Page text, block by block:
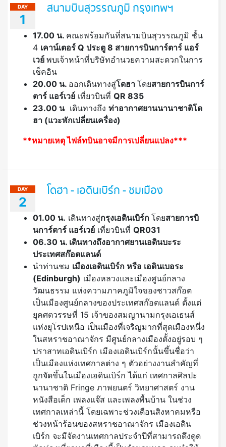
DAY
1
สนามบินสุวรรณภูมิ กรุงเทพฯ
17.00 น. คณะพร้อมกันที่สนามบินสุวรรณภูมิ ชั้น
4 เคาน์เตอร์ Q ประตู 8 สายการบินการ์ตาร์ แอร์
เวย์ พบเจ้าหน้าที่บริษัทอำนวยความสะดวกในการ
เช็คอิน
20.00 น. ออกเดินทางสู่โดฮา โดยสายการบินการ์
ตาร์ แอร์เวย์ เที่ยวบินที่ QR 835
23.00 นเดินทางถึง ท่าอากาศยานนานาชาติโด
ฮา (แวะพักเปลี่ยนเครื่อง)
**หมายเหตุ ไฟล์ทบินอาจมีการเปลี่ยนแปลง***
DAY
2
โดฮา - เอดินเบิร์ก - ชมเมือง
01.00 น. เดินทางสู่กรุงเอดินเบิร์ก โดยสายการบิ
นการ์ตาร์ แอร์เวย์ เที่ยวบินที่ QR031
06.30 น. เดินทางถึงอากาศยานเอดินบะระ
ประเทศสก๊อตแลนด์
นำท่านชม เมืองเอดินเบิร์ก หรือ เอดินเบอระ
(Edinburgh) เมืองหลวงและเมืองศูนย์กลาง
วัฒนธรรม แห่งความภาคภูมิใจของชาวสก๊อต
เป็นเมืองศูนย์กลางของประเทศสก๊อตแลนด์ ตั้งแต่
ยุคศตวรรษที่ 15 เจ้าของสมญานามกรุงเอเธนส์
แห่งยุโรปเหนือ เป็นเมืองที่เจริญมากที่สุดเมืองหนึ่ง
ในสหราชอาณาจักร มีศูนย์กลางเมืองตั้งอยู่รอบ ๆ
ปราสาทเอดินเบิร์ก เมืองเอดินเบิร์กนั้นขึ้นชื่อว่า
เป็นเมืองแห่งเทศกาลต่าง ๆ ตัวอย่างงานสำคัญที่
ถูกจัดขึ้นในเมืองเอดินเบิร์ก ได้แก่ เทศกาลศิลปะ
นานาชาติ Fringe ภาพยนตร์ วิทยาศาสตร์ งาน
หนังสือเด็ก เพลงแจ๊ส และเพลงพื้นบ้าน ในช่วง
เทศกาลเหล่านี้ โดยเฉพาะช่วงเดือนสิงหาคมหรือ
ช่วงหน้าร้อนของสหราชอาณาจักร เมืองเอดิน
เบิร์ก จะมีจัดงานเทศกาลประจำปีที่สามารถดึงดูด